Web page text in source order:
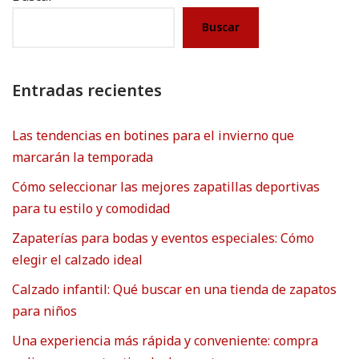
Buscar
Entradas recientes
Las tendencias en botines para el invierno que
marcarán la temporada
Cómo seleccionar las mejores zapatillas deportivas
para tu estilo y comodidad
Zapaterías para bodas y eventos especiales: Cómo
elegir el calzado ideal
Calzado infantil: Qué buscar en una tienda de zapatos
para niños
Una experiencia más rápida y conveniente: compra